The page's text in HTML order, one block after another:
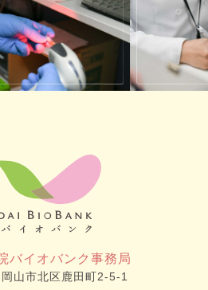
バイオバンク事務局
山市北区鹿田町2-5-1